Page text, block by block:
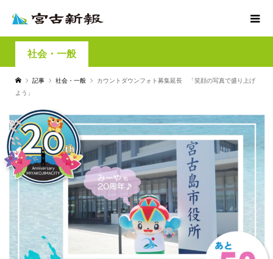
社会・一般
記事 社会・一般
カウントダウンフォト募集延長 「笑顔の写真で盛り上げ
よう」